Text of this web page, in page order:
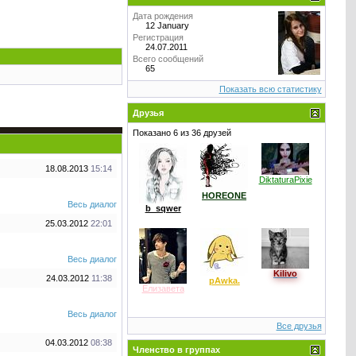
18.08.2013 15:14
Весь диалог
25.03.2012 22:01
Весь диалог
24.03.2012 11:38
Весь диалог
04.03.2012 08:38
Дата рождения
12 January
Регистрация
24.07.2011
Всего сообщений
65
Показать всю статистику
Друзья
Показано 6 из 36 друзей
b_sqwer
HOREONE
DiktaturaPixie
Елизавета
pAwka.
Kilivo
Все друзья
Членство в группах